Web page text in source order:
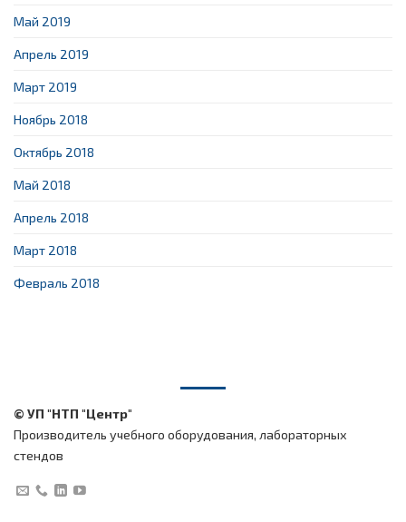
Май 2019
Апрель 2019
Март 2019
Ноябрь 2018
Октябрь 2018
Май 2018
Апрель 2018
Март 2018
Февраль 2018
© УП "НТП "Центр"
Производитель учебного оборудования, лабораторных
стендов